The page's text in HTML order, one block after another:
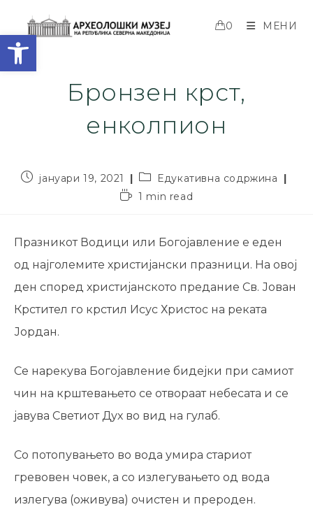
Open toolbar
0 МЕНИ
Бронзен крст,
енколпион
јануари 19, 2021
Едукативна содржина
1 min read
Празникот Водици или Богојавление е еден
од најголемите христијански празници. На овој
ден според христијанското предание Св. Јован
Крстител го крстил Исус Христос на реката
Јордан.
Се нарекува Богојавление бидејки при самиот
чин на крштевањето се отвораат небесата и се
јавува Светиот Дух во вид на гулаб.
Со потопувањето во вода умира стариот
гревовен човек, а со излегувањето од вода
излегува (оживува) очистен и прероден.